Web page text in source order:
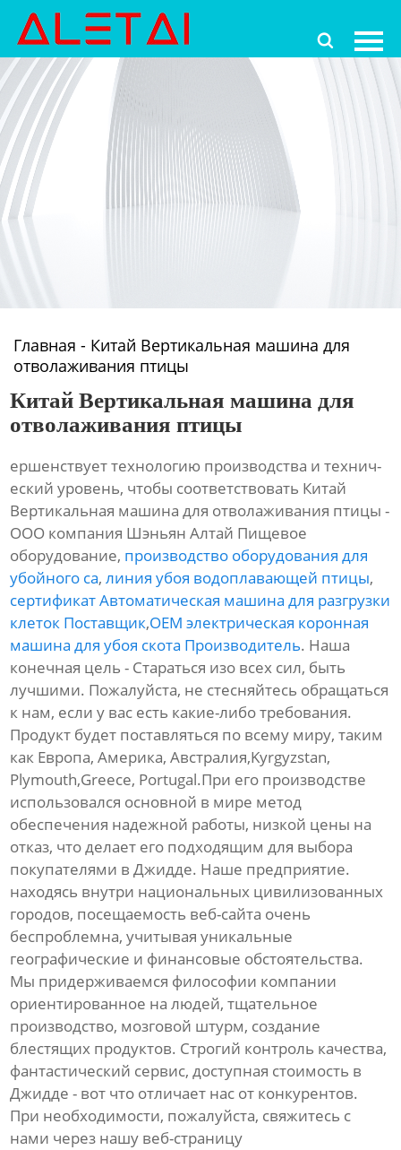

Главная
Продукция
Новости
О Hас
Контакты
Главная - Китай Вертикальная машина для
отволаживания птицы
Китай Вертикальная машина для
отволаживания птицы
ершенствует технологию производства и технич-
еский уровень, чтобы соответствовать Китай
Вертикальная машина для отволаживания птицы -
ООО компания Шэньян Алтай Пищевое
оборудование, производство оборудования для
убойного са,линия убоя водоплавающей птицы,
сертификат Автоматическая машина для разгрузки
клеток Поставщик,OEM электрическая коронная
машина для убоя скота Производитель. Наша
конечная цель - Стараться изо всех сил, быть
лучшими. Пожалуйста, не стесняйтесь обращаться
к нам, если у вас есть какие-либо требования.
Продукт будет поставляться по всему миру, таким
как Европа, Америка, Австралия,Kyrgyzstan,
Plymouth,Greece, Portugal.При его производстве
использовался основной в мире метод
обеспечения надежной работы, низкой цены на
отказ, что делает его подходящим для выбора
покупателями в Джидде. Наше предприятие.
находясь внутри национальных цивилизованных
городов, посещаемость веб-сайта очень
беспроблемна, учитывая уникальные
географические и финансовые обстоятельства.
Мы придерживаемся философии компании
ориентированное на людей, тщательное
производство, мозговой штурм, создание
блестящих продуктов. Строгий контроль качества,
фантастический сервис, доступная стоимость в
Джидде - вот что отличает нас от конкурентов.
При необходимости, пожалуйста, свяжитесь с
нами через нашу веб-страницу